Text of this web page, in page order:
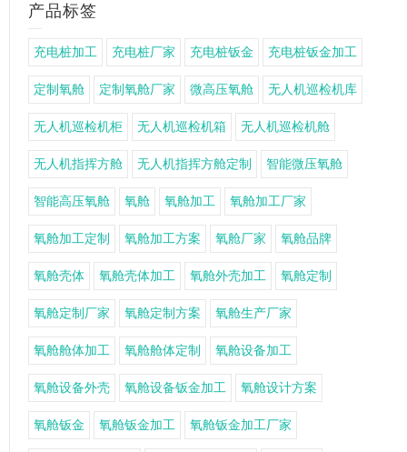
产品标签
充电桩加工 充电桩厂家 充电桩钣金 充电桩钣金加工
定制氧舱 定制氧舱厂家 微高压氧舱 无人机巡检机库
无人机巡检机柜 无人机巡检机箱 无人机巡检机舱
无人机指挥方舱 无人机指挥方舱定制 智能微压氧舱
智能高压氧舱 氧舱 氧舱加工 氧舱加工厂家
氧舱加工定制 氧舱加工方案 氧舱厂家 氧舱品牌
氧舱壳体 氧舱壳体加工 氧舱外壳加工 氧舱定制
氧舱定制厂家 氧舱定制方案 氧舱生产厂家
氧舱舱体加工 氧舱舱体定制 氧舱设备加工
氧舱设备外壳 氧舱设备钣金加工 氧舱设计方案
氧舱钣金 氧舱钣金加工 氧舱钣金加工厂家